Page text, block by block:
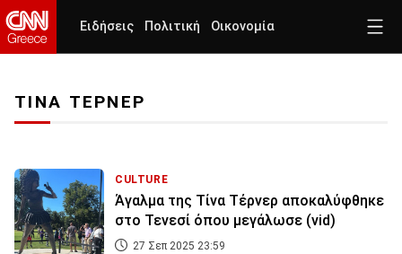
Ειδήσεις Πολιτική Οικονομία
ΤΙΝΑ ΤΕΡΝΕΡ
CULTURE
Άγαλμα της Τίνα Τέρνερ αποκαλύφθηκε
στο Τενεσί όπου μεγάλωσε (vid)
27 Σεπ 2025 23:59